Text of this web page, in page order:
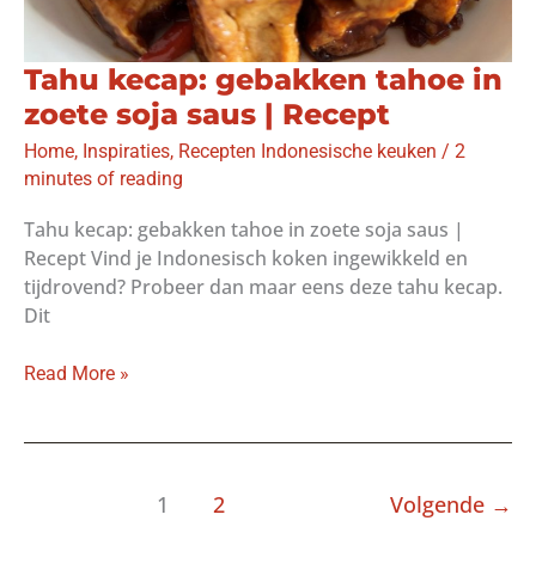
Tahu kecap: gebakken tahoe in
zoete soja saus | Recept
Home, Inspiraties, Recepten Indonesische keuken / 2
minutes of reading
Tahu kecap: gebakken tahoe in zoete soja saus |
Recept Vind je Indonesisch koken ingewikkeld en
tijdrovend? Probeer dan maar eens deze tahu kecap.
Dit
Tahu
Read More »
1 2 Volgende →